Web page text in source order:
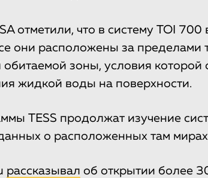
отметили, что в систему TOI 700
они расположены за пределами
обитаемой зоны, условия
жидкой воды на поверхности.
TESS продолжат изучение
о расположенных там
рассказывал об открытии более